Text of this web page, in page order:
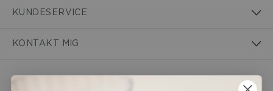
KUNDESERVICE
KONTAKT MIG